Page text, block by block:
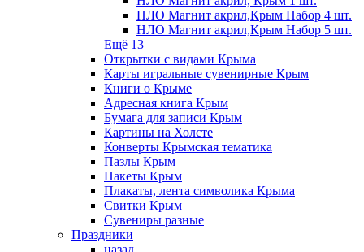
НЛО Магнит акрил,Крым Набор 4 шт.
НЛО Магнит акрил,Крым Набор 5 шт.
Ещё 13
Открытки с видами Крыма
Карты игральные сувенирные Крым
Книги о Крыме
Адресная книга Крым
Бумага для записи Крым
Картины на Холсте
Конверты Крымская тематика
Пазлы Крым
Пакеты Крым
Плакаты, лента символика Крыма
Свитки Крым
Сувениры разные
Праздники
назад